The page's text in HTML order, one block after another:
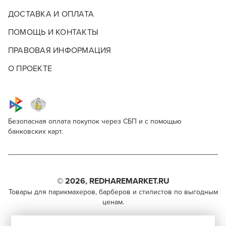
ДОСТАВКА И ОПЛАТА
ПОМОЩЬ И КОНТАКТЫ
ПРАВОВАЯ ИНФОРМАЦИЯ
О ПРОЕКТЕ
Безопасная оплата покупок через СБП и с помощью
банковских карт.
© 2026, REDHAREMARKET.RU
Товары для парикмахеров, барберов и стилистов по выгодным
ценам.
Kapous Professional Studio 9/1
ВКОНТАКТЕ
парикмахерам, барберам, колористам и другим
специалистам бьюти-индустрии.